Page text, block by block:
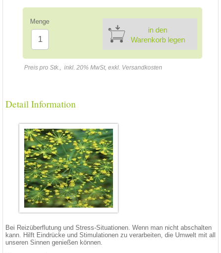
Menge
in den
Warenkorb legen
Preis pro Stk., inkl. 20% MwSt, exkl. Versandkosten
Detail Information
Bei Reizüberflutung und Stress-Situationen. Wenn man nicht abschalten
kann. Hilft Eindrücke und Stimulationen zu verarbeiten, die Umwelt mit all
unseren Sinnen genießen können.